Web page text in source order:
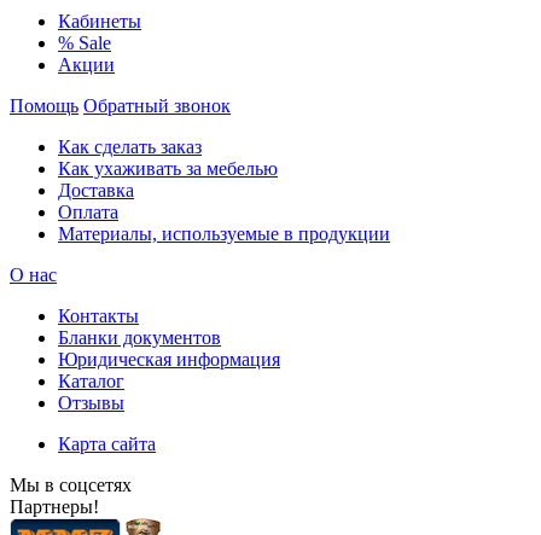
Кабинеты
% Sale
Акции
Помощь Обратный звонок
Как сделать заказ
Как ухаживать за мебелью
Доставка
Оплата
Материалы, используемые в продукции
О нас
Контакты
Бланки документов
Юридическая информация
Каталог
Отзывы
Карта сайта
Мы в соцсетях
Партнеры!